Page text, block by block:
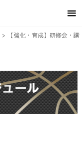
>
【強化・育成】研修会・講